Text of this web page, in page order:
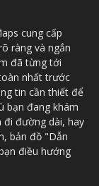
cung cấp
ràng và ngắn
đã từng tới
nhất trước
tin cần thiết để
bạn đang khám
đi đường dài, hay
bản đồ "Dẫn
điều hướng